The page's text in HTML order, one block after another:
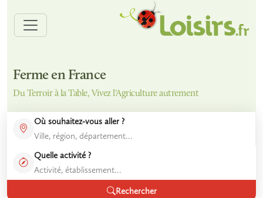
Ferme en France
Du Terroir à la Table, Vivez l'Agriculture autrement
Où souhaitez-vous aller ?
Quelle activité ?
Rechercher